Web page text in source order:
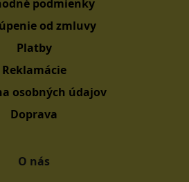
podmienky
od zmluvy
Platby
Reklamácie
osobných údajov
Doprava
O nás